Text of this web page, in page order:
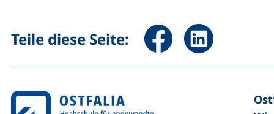
Teile diese Seite: Seite über Facebook
Seite über